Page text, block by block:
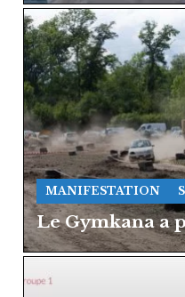
MANIFESTATION
Le Gymkana a